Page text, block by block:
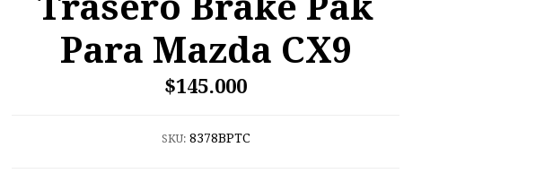
Para Mazda CX9
$145.000
SKU: 8378BPTC